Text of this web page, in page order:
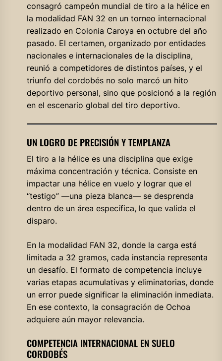
consagró campeón mundial de tiro a la hélice en
la modalidad FAN 32 en un torneo internacional
realizado en Colonia Caroya en octubre del año
pasado. El certamen, organizado por entidades
nacionales e internacionales de la disciplina,
reunió a competidores de distintos países, y el
triunfo del cordobés no solo marcó un hito
deportivo personal, sino que posicionó a la región
en el escenario global del tiro deportivo.
UN LOGRO DE PRECISIÓN Y TEMPLANZA
El tiro a la hélice es una disciplina que exige
máxima concentración y técnica. Consiste en
impactar una hélice en vuelo y lograr que el
“testigo” —una pieza blanca— se desprenda
dentro de un área específica, lo que valida el
disparo.
En la modalidad FAN 32, donde la carga está
limitada a 32 gramos, cada instancia representa
un desafío. El formato de competencia incluye
varias etapas acumulativas y eliminatorias, donde
un error puede significar la eliminación inmediata.
En ese contexto, la consagración de Ochoa
adquiere aún mayor relevancia.
COMPETENCIA INTERNACIONAL EN SUELO
CORDOBÉS